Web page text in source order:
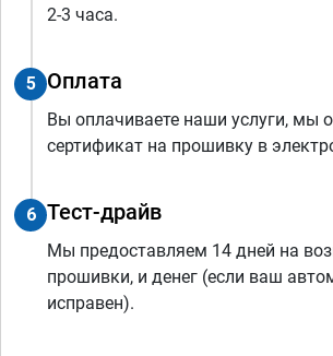
2-3 часа.
5 Оплата
Вы оплачиваете наши услуги, мы
сертификат на прошивку в
6 Тест-драйв
Мы предоставляем 14 дней на
прошивки, и денег (если ваш
исправен).